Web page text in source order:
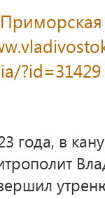
?id=31429
года, в